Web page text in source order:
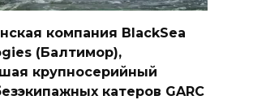
компания BlackSea
(Балтимор),
крупносерийный
катеров GARC